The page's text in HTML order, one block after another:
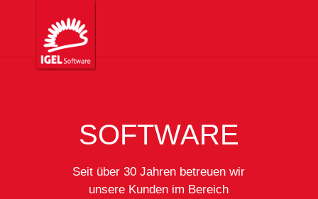
SOFTWARE
Seit über 30 Jahren betreuen wir
unsere Kunden im Bereich